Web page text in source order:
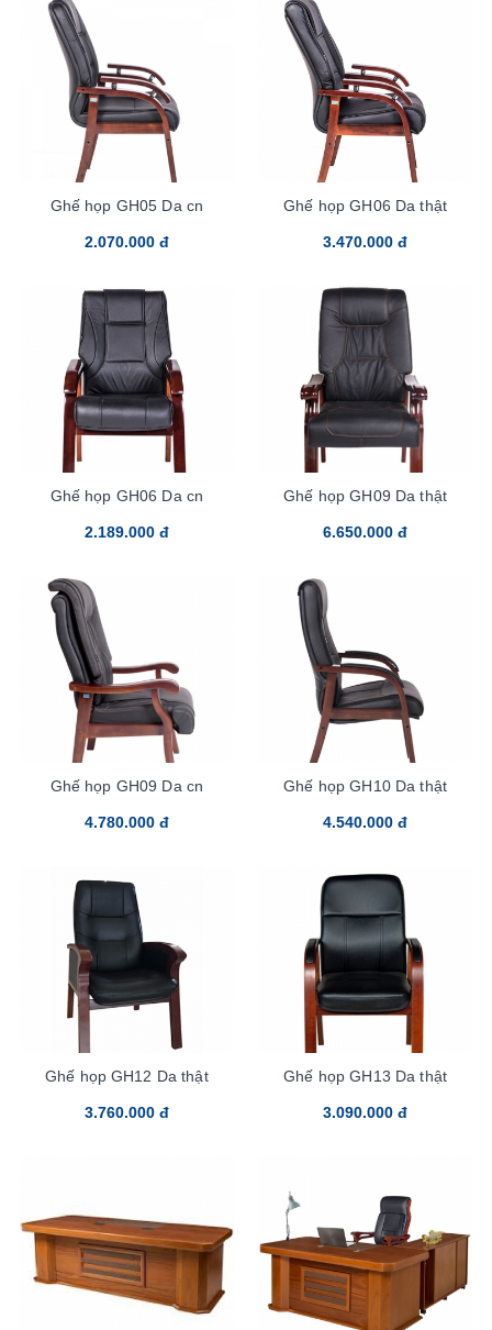
Ghế họp GH05 Da cn
2.070.000 đ
Ghế họp GH06 Da thật
3.470.000 đ
Ghế họp GH06 Da cn
2.189.000 đ
Ghế họp GH09 Da thật
6.650.000 đ
Ghế họp GH09 Da cn
4.780.000 đ
Ghế họp GH10 Da thật
4.540.000 đ
Ghế họp GH12 Da thật
3.760.000 đ
Ghế họp GH13 Da thật
3.090.000 đ